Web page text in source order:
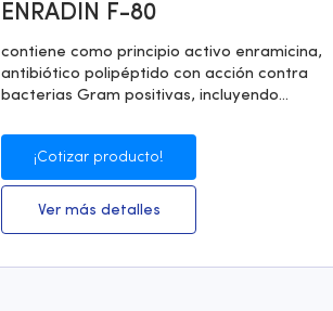
ENRADIN F-80
contiene como principio activo enramicina,
antibiótico polipéptido con acción contra
bacterias Gram positivas, incluyendo...
¡Cotizar producto!
Ver más detalles